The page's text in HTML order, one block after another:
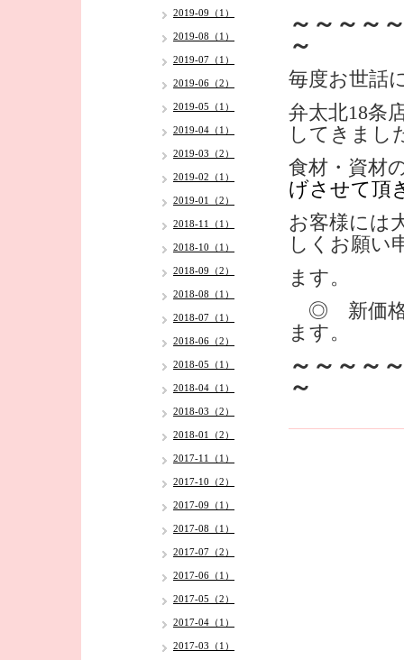
～～～～
～
毎度お世話
弁太北18条
してきまし
食材・資材
げさせて頂
お客様には
しくお願い
ます。
◎ 新価格
ます。
～～～～
～
2019-09（1）
2019-08（1）
2019-07（1）
2019-06（2）
2019-05（1）
2019-04（1）
2019-03（2）
2019-02（1）
2019-01（2）
2018-11（1）
2018-10（1）
2018-09（2）
2018-08（1）
2018-07（1）
2018-06（2）
2018-05（1）
2018-04（1）
2018-03（2）
2018-01（2）
2017-11（1）
2017-10（2）
2017-09（1）
2017-08（1）
2017-07（2）
2017-06（1）
2017-05（2）
2017-04（1）
2017-03（1）